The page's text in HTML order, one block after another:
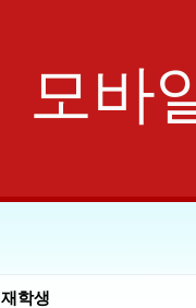
모바
재학생